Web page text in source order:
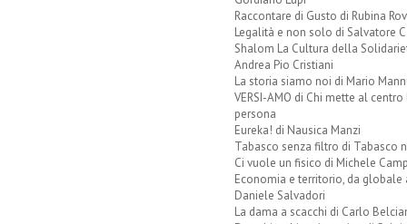
Raccontare di Gusto di Rubina
Legalità e non solo di Salvatore
Shalom La Cultura della
Andrea Pio Cristiani
La storia siamo noi di Mario
VERSI-AMO di Chi mette al centro
persona
Eureka! di Nausica Manzi
Tabasco senza filtro di Tabasco
Ci vuole un fisico di Michele
Economia e territorio, da globale
Daniele Salvadori
La dama a scacchi di Carlo